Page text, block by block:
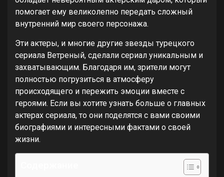
помогает ему великолепно передать сложный
внутренний мир своего персонажа.
Эти актеры, и многие другие звезды турецкого
сериала Ветреный, сделали сериал уникальным и
захватывающим. Благодаря им, зрители могут
полностью погрузиться в атмосферу
происходящего и пережить эмоции вместе с
героями. Если вы хотите узнать больше о главных
актерах сериала, то они поделятся с вами своими
биографиями и интересными фактами о своей
жизни.